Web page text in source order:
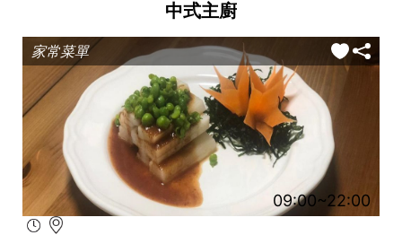
中式主廚
家常菜單
09:00~22:00